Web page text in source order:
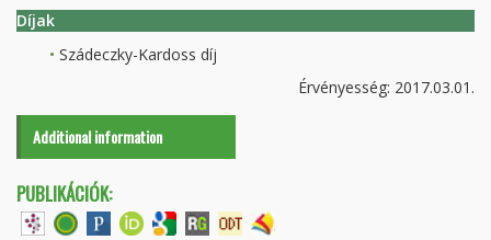
Díjak
Szádeczky-Kardoss díj
Érvényesség: 2017.03.01.
Additional information
PUBLIKÁCIÓK: